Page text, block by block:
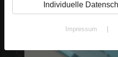
Individuelle
Impressum